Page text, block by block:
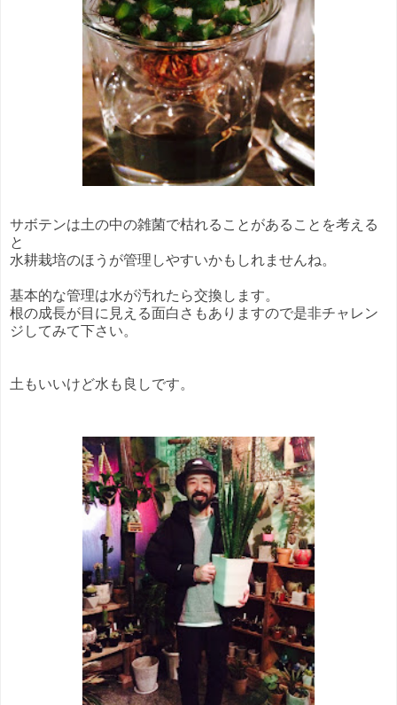
サボテンは土の中の雑菌で枯れることがあることを考える
と
水耕栽培のほうが管理しやすいかもしれませんね。
基本的な管理は水が汚れたら交換します。
根の成長が目に見える面白さもありますので是非チャレン
ジしてみて下さい。
土もいいけど水も良しです。